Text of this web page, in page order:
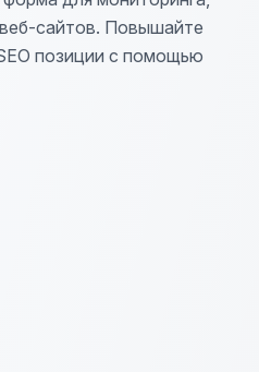
сайтов. Повышайте
позиции с помощью